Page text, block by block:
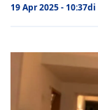
19 Apr 2025 - 10:37di